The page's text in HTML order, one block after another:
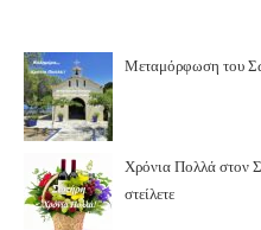
Μεταμόρφωση του
Χρόνια Πολλά στον
στείλετε